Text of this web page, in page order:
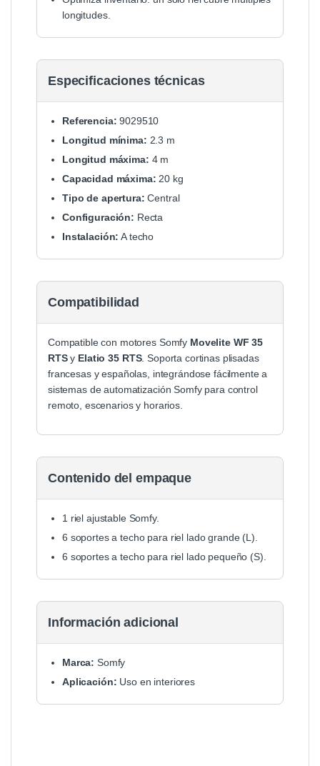
longitudes.
Especificaciones técnicas
Referencia: 9029510
Longitud mínima: 2.3 m
Longitud máxima: 4 m
Capacidad máxima: 20 kg
Tipo de apertura: Central
Configuración: Recta
Instalación: A techo
Compatibilidad
Compatible con motores Somfy Movelite WF 35
RTSy Elatio 35 RTS. Soporta cortinas plisadas
francesas y españolas, integrándose fácilmente a
sistemas de automatización Somfy para control
remoto, escenarios y horarios.
Contenido del empaque
1 riel ajustable Somfy.
6 soportes a techo para riel lado grande (L).
6 soportes a techo para riel lado pequeño (S).
Información adicional
Marca: Somfy
Aplicación: Uso en interiores